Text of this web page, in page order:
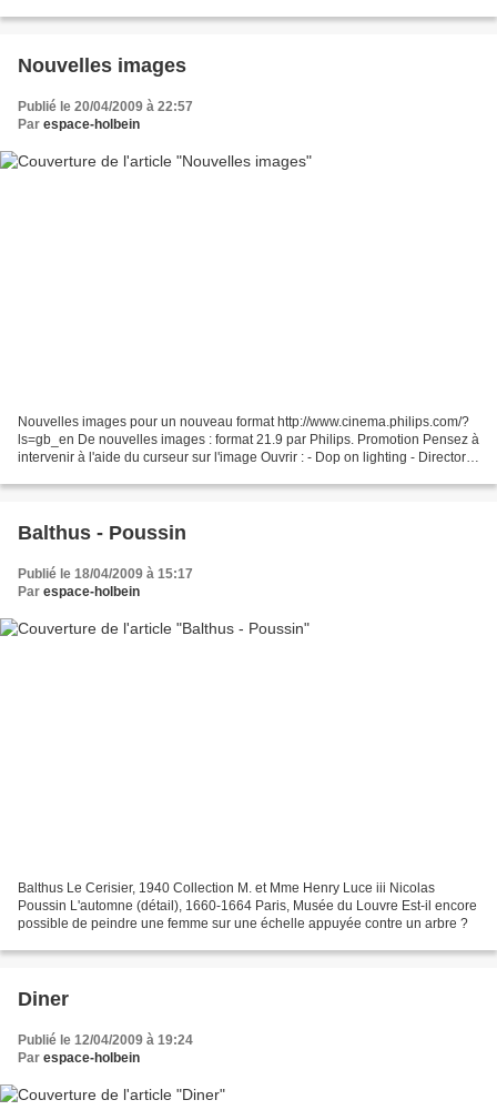
Nouvelles images
Publié le 20/04/2009 à 22:57
Par espace-holbein
Nouvelles images pour un nouveau format http://www.cinema.philips.com/?
ls=gb_en De nouvelles images : format 21.9 par Philips. Promotion Pensez à
intervenir à l'aide du curseur sur l'image Ouvrir : - Dop on lighting - Director
Balthus - Poussin
Publié le 18/04/2009 à 15:17
Par espace-holbein
Balthus Le Cerisier, 1940 Collection M. et Mme Henry Luce iii Nicolas
Poussin L'automne (détail), 1660-1664 Paris, Musée du Louvre Est-il encore
possible de peindre une femme sur une échelle appuyée contre un arbre ?
Diner
Publié le 12/04/2009 à 19:24
Par espace-holbein